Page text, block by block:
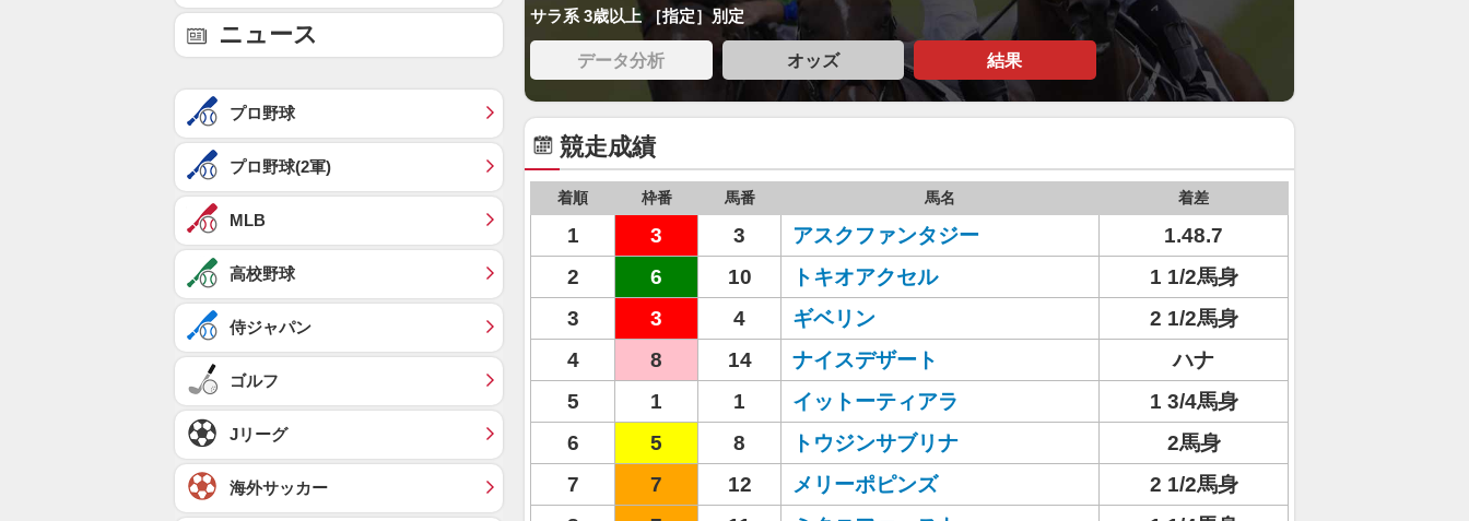
サラ系 3歳以上 ［指定］別定
データ分析 オッズ 結果
競走成績
着順 枠番 馬番 馬名 着差
1 3 3 アスクファンタジー
1.48.7
2
6 10 トキオアクセル
1 1/2馬身
3
3 4 ギベリン
2 1/2馬身
4
8 14 ナイスデザート
ハナ
5
1 1 イットーティアラ
1 3/4馬身
6
5 8 トウジンサブリナ
2馬身
7
7 12 メリーポピンズ
2 1/2馬身
ニュース
プロ野球
プロ野球(2軍)
MLB
高校野球
侍ジャパン
ゴルフ
Jリーグ
海外サッカー